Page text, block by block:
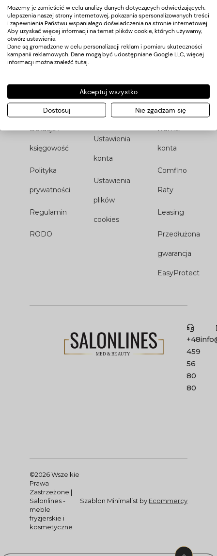
*Podając swój adres email wyrażasz zgodę na nasząpolitykę
prywatności
Pomoc
Zwroty i
reklamacje
Dotacje i
księgowość
Polityka
prywatności
Regulamin
RODO
Twoje
zamówienia
Ustawienia
konta
Ustawienia
plików
cookies
Metody
płatności
Numer
konta
Comfino
Raty
Leasing
Przedłużona
gwarancja
EasyProtect
+48
459
56
80
80
©2026 Wszelkie
Prawa
Zastrzeżone |
Salonlines -
meble
fryzjerskie i
kosmetyczne
Szablon Minimalist by Ecommercy
Możemy je zamieścić w celu analizy danych dotyczących odwiedzających,
ulepszenia naszej strony internetowej, pokazania spersonalizowanych treści
i zapewnienia Państwu wspaniałego doświadczenia na stronie internetowej.
Aby uzyskać więcej informacji na temat plików cookie, których używamy,
otwórz ustawienia.
Dane są gromadzone w celu personalizacji reklam i pomiaru skuteczności
kampanii reklamowych. Dane mogą być udostępniane Google LLC, więcej
informacji można znaleźć tutaj
Akceptuj wszystko
Dostosuj Nie zgadzam się